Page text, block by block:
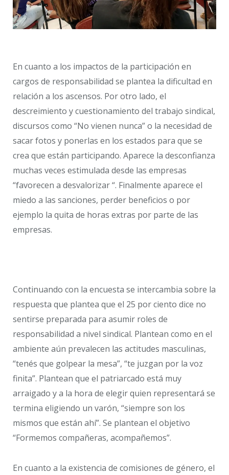
En cuanto a los impactos de la participación en
cargos de responsabilidad se plantea la dificultad en
relación a los ascensos. Por otro lado, el
descreimiento y cuestionamiento del trabajo sindical,
discursos como “No vienen nunca” o la necesidad de
sacar fotos y ponerlas en los estados para que se
crea que están participando. Aparece la desconfianza
muchas veces estimulada desde las empresas
“favorecen a desvalorizar “. Finalmente aparece el
miedo a las sanciones, perder beneficios o por
ejemplo la quita de horas extras por parte de las
empresas.
Continuando con la encuesta se intercambia sobre la
respuesta que plantea que el 25 por ciento dice no
sentirse preparada para asumir roles de
responsabilidad a nivel sindical. Plantean como en el
ambiente aún prevalecen las actitudes masculinas,
“tenés que golpear la mesa”, “te juzgan por la voz
finita”. Plantean que el patriarcado está muy
arraigado y a la hora de elegir quien representará se
termina eligiendo un varón, “siempre son los
mismos que están ahí”. Se plantean el objetivo
“Formemos compañeras, acompañemos”.
En cuanto a la existencia de comisiones de género, el